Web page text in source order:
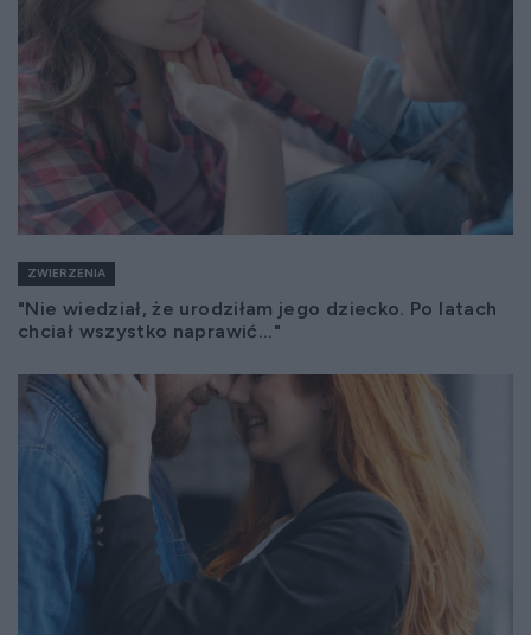
ZWIERZENIA
"Nie wiedział, że urodziłam jego dziecko. Po latach
chciał wszystko naprawić..."